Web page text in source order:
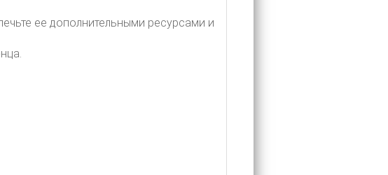
ее дополнительными ресурсами и